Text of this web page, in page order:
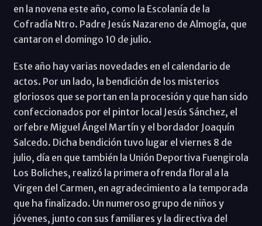
en la novena este año, como la Escolanía de la
Cofradía Ntro. Padre Jesús Nazareno de Almogía, que
cantaron el domingo 10 de julio.
Este año hay varias novedades en el calendario de
actos. Por un lado, la bendición de los misterios
gloriosos que se portan en la procesión y que han sido
confeccionados por el pintor local Jesús Sánchez, el
orfebre Miguel Ángel Martín y el bordador Joaquín
Salcedo. Dicha bendición tuvo lugar el viernes 8 de
julio, día en que también la Unión Deportiva Fuengirola
Los Boliches, realizó la primera ofrenda floral a la
Virgen del Carmen, en agradecimiento a la temporada
que ha finalizado. Un numeroso grupo de niños y
jóvenes, junto con sus familiares y la directiva del